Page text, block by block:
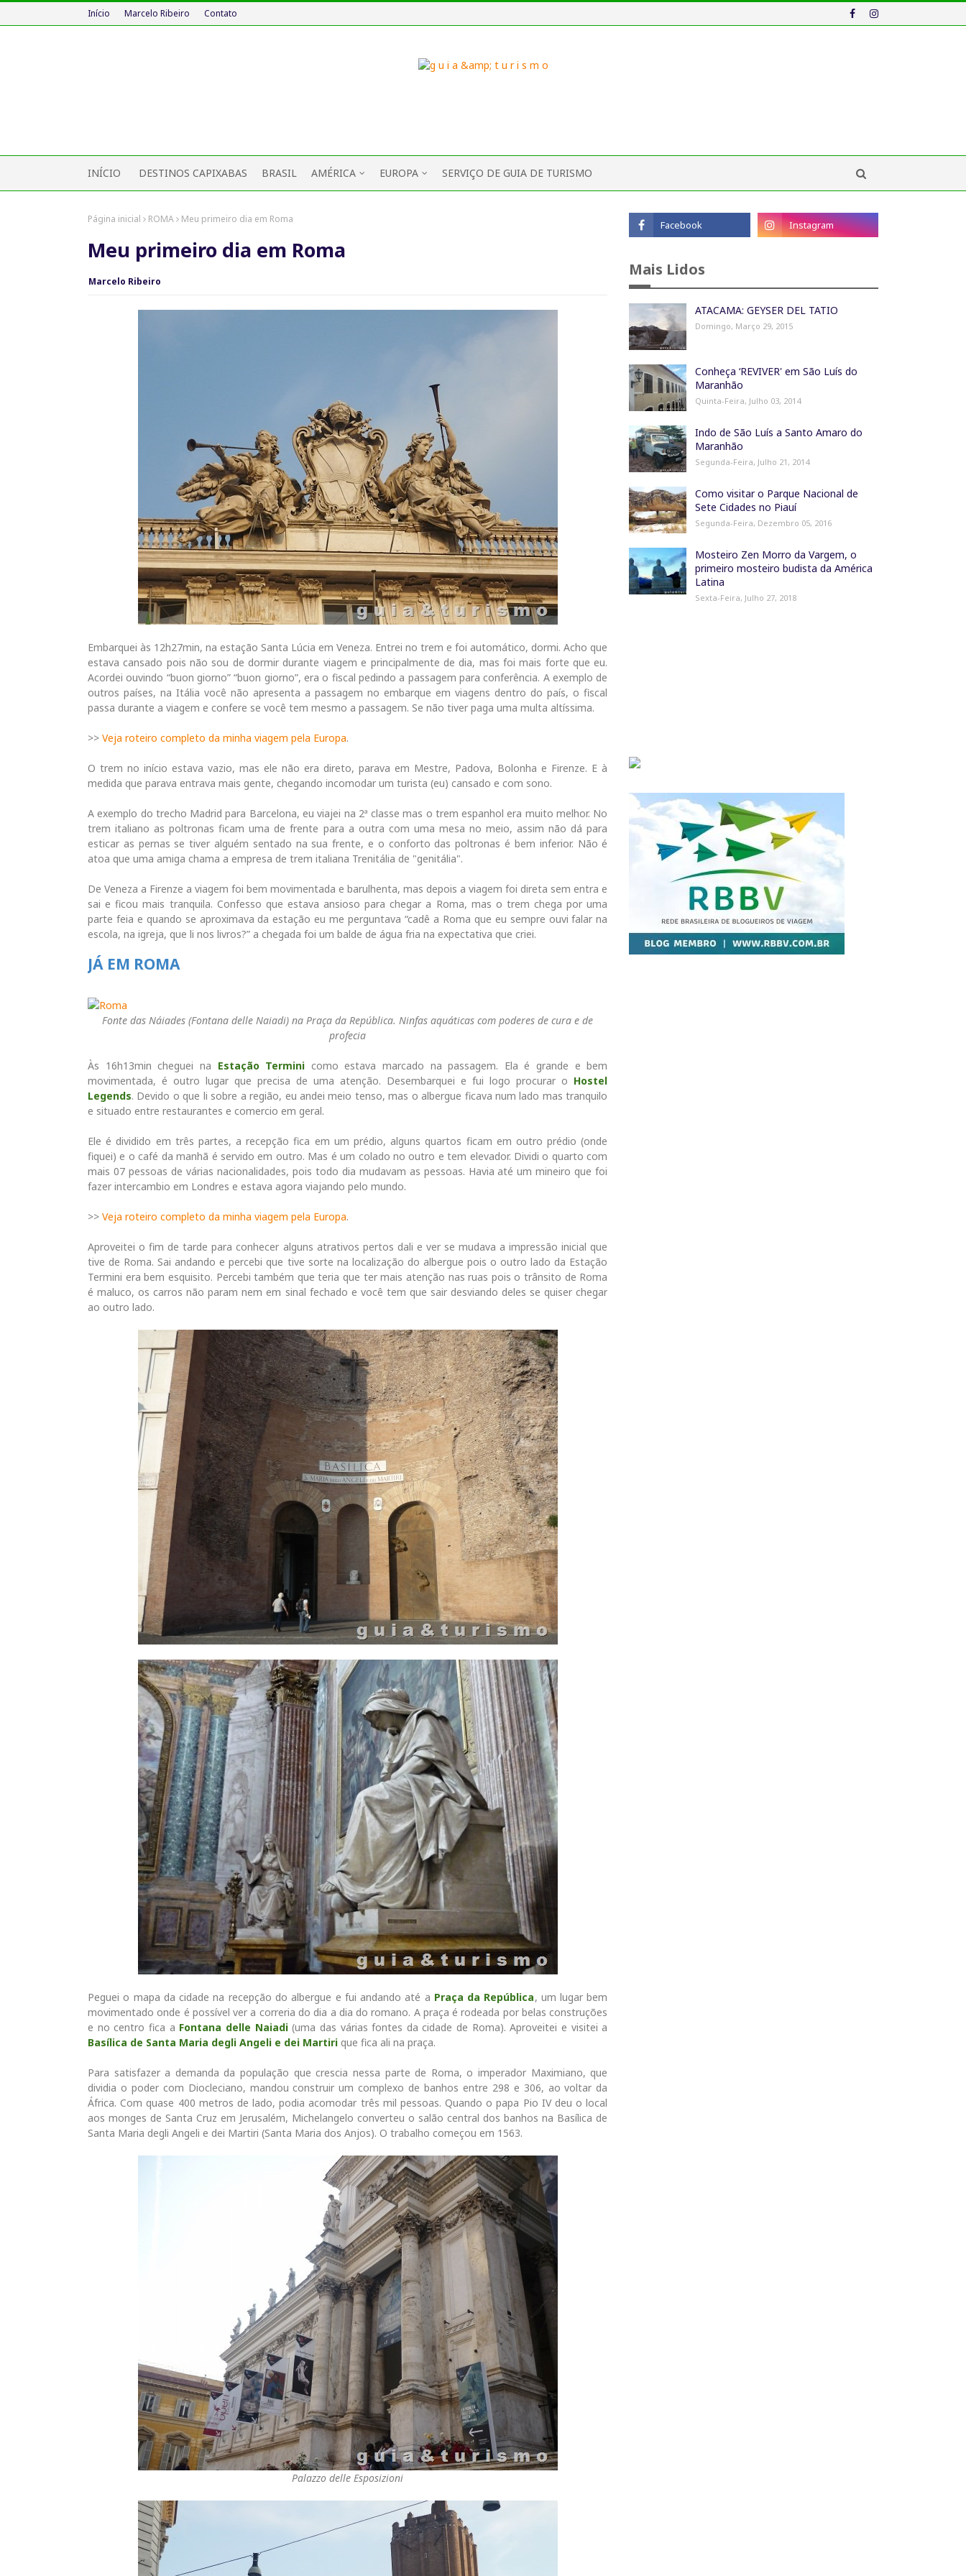
Início Marcelo Ribeiro Contato
INÍCIO DESTINOS CAPIXABAS BRASIL AMÉRICA EUROPA SERVIÇO DE GUIA DE TURISMO
Página inicial ROMA Meu primeiro dia em Roma
Meu primeiro dia em Roma
Marcelo Ribeiro
Embarquei às 12h27min, na estação Santa Lúcia em Veneza. Entrei no trem e foi automático, dormi. Acho que
estava cansado pois não sou de dormir durante viagem e principalmente de dia, mas foi mais forte que eu.
Acordei ouvindo “buon giorno” “buon giorno”, era o fiscal pedindo a passagem para conferência. A exemplo de
outros países, na Itália você não apresenta a passagem no embarque em viagens dentro do país, o fiscal
passa durante a viagem e confere se você tem mesmo a passagem. Se não tiver paga uma multa altíssima.
>> Veja roteiro completo da minha viagem pela Europa.
O trem no início estava vazio, mas ele não era direto, parava em Mestre, Padova, Bolonha e Firenze. E à
medida que parava entrava mais gente, chegando incomodar um turista (eu) cansado e com sono.
A exemplo do trecho Madrid para Barcelona, eu viajei na 2ª classe mas o trem espanhol era muito melhor. No
trem italiano as poltronas ficam uma de frente para a outra com uma mesa no meio, assim não dá para
esticar as pernas se tiver alguém sentado na sua frente, e o conforto das poltronas é bem inferior. Não é
atoa que uma amiga chama a empresa de trem italiana Trenitália de "genitália".
De Veneza a Firenze a viagem foi bem movimentada e barulhenta, mas depois a viagem foi direta sem entra e
sai e ficou mais tranquila. Confesso que estava ansioso para chegar a Roma, mas o trem chega por uma
parte feia e quando se aproximava da estação eu me perguntava “cadê a Roma que eu sempre ouvi falar na
escola, na igreja, que li nos livros?” a chegada foi um balde de água fria na expectativa que criei.
JÁ EM ROMA
Fonte das Náiades (Fontana delle Naiadi) na Praça da República. Ninfas aquáticas com poderes de cura e de
profecia
Às 16h13min cheguei na Estação Termini como estava marcado na passagem. Ela é grande e bem
movimentada, é outro lugar que precisa de uma atenção. Desembarquei e fui logo procurar o Hostel
Legends. Devido o que li sobre a região, eu andei meio tenso, mas o albergue ficava num lado mas tranquilo
e situado entre restaurantes e comercio em geral.
Ele é dividido em três partes, a recepção fica em um prédio, alguns quartos ficam em outro prédio (onde
fiquei) e o café da manhã é servido em outro. Mas é um colado no outro e tem elevador. Dividi o quarto com
mais 07 pessoas de várias nacionalidades, pois todo dia mudavam as pessoas. Havia até um mineiro que foi
fazer intercambio em Londres e estava agora viajando pelo mundo.
>> Veja roteiro completo da minha viagem pela Europa.
Aproveitei o fim de tarde para conhecer alguns atrativos pertos dali e ver se mudava a impressão inicial que
tive de Roma. Sai andando e percebi que tive sorte na localização do albergue pois o outro lado da Estação
Termini era bem esquisito. Percebi também que teria que ter mais atenção nas ruas pois o trânsito de Roma
é maluco, os carros não param nem em sinal fechado e você tem que sair desviando deles se quiser chegar
ao outro lado.
Peguei o mapa da cidade na recepção do albergue e fui andando até a Praça da República, um lugar bem
movimentado onde é possível ver a correria do dia a dia do romano. A praça é rodeada por belas construções
e no centro fica a Fontana delle Naiadi(uma das várias fontes da cidade de Roma). Aproveitei e visitei a
Basílica de Santa Maria degli Angeli e dei Martiri que fica ali na praça.
Para satisfazer a demanda da população que crescia nessa parte de Roma, o imperador Maximiano, que
dividia o poder com Diocleciano, mandou construir um complexo de banhos entre 298 e 306, ao voltar da
África. Com quase 400 metros de lado, podia acomodar três mil pessoas. Quando o papa Pio IV deu o local
aos monges de Santa Cruz em Jerusalém, Michelangelo converteu o salão central dos banhos na Basílica de
Santa Maria degli Angeli e dei Martiri (Santa Maria dos Anjos). O trabalho começou em 1563.
Palazzo delle Esposizioni
Mais Lidos
ATACAMA: GEYSER DEL TATIO
Domingo, Março 29, 2015
Conheça ‘REVIVER' em São Luís do
Maranhão
Quinta-Feira, Julho 03, 2014
Indo de São Luís a Santo Amaro do
Maranhão
Segunda-Feira, Julho 21, 2014
Como visitar o Parque Nacional de
Sete Cidades no Piauí
Segunda-Feira, Dezembro 05, 2016
Mosteiro Zen Morro da Vargem, o
primeiro mosteiro budista da América
Latina
Sexta-Feira, Julho 27, 2018